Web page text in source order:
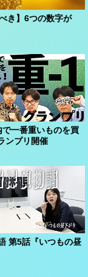
き】6つの数字が
一番重いものを買
ンプリ開催
第5話『いつもの昼